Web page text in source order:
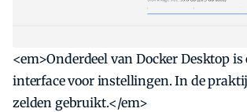
<em>Onderdeel van Docker Desktop
interface voor instellingen. In de
zelden gebruikt.</em>